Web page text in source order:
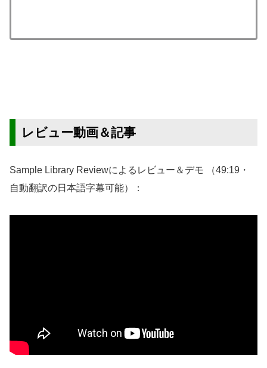
レビュー動画＆記事
Sample Library Reviewによるレビュー＆デモ （49:19・
自動翻訳の日本語字幕可能）：